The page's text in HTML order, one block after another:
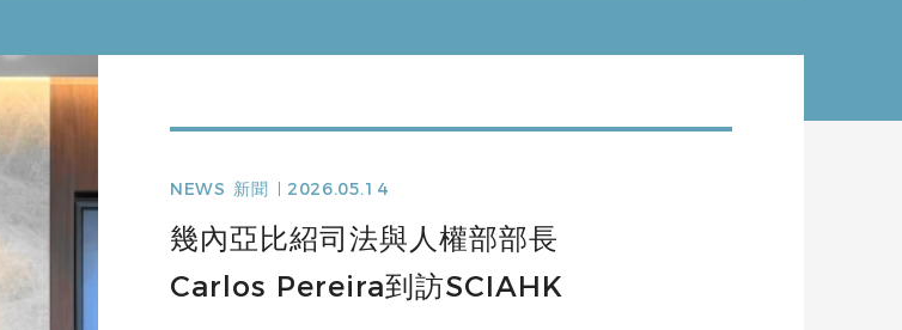
NEWS 新聞 2026.05.14
幾內亞比紹司法與人權部部長
Carlos Pereira到訪SCIAHK